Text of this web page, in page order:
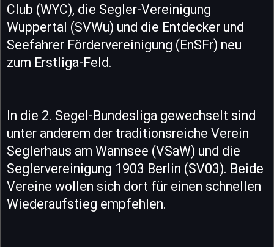
Club (WYC), die Segler-Vereinigung
Wuppertal (SVWu) und die Entdecker und
Seefahrer Fördervereinigung (EnSFr) neu
zum Erstliga-Feld.
In die 2. Segel-Bundesliga gewechselt sind
unter anderem der traditionsreiche Verein
Seglerhaus am Wannsee (VSaW) und die
Seglervereinigung 1903 Berlin (SV03). Beide
Vereine wollen sich dort für einen schnellen
Wiederaufstieg empfehlen.